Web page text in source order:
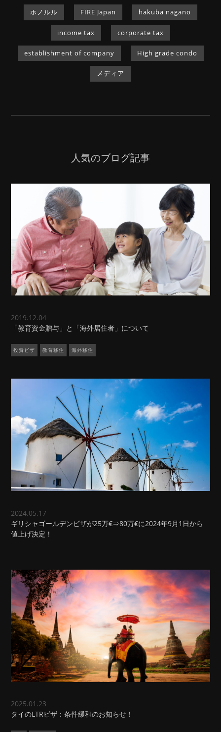
ホノルル FIRE Japan hakuba nagano
income tax corporate tax
establishment of company High grade condo
メディア
人気のブログ記事
2019.12.04
「教育資金贈与」と「海外居住者」について
投資ビザ 教育移住 海外移住
2024.05.17
ギリシャゴールデンビザが25万€⇒80万€に2024年9月1日から
値上げ決定！
2025.01.23
タイのLTRビザ：条件緩和のお知らせ！